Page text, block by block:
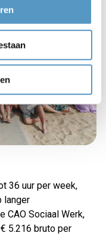
36 uur per week,
langer
CAO Sociaal Werk,
5.216 bruto per